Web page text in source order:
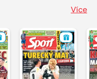
Více